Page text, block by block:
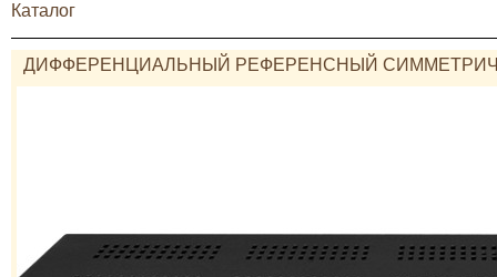
Каталог
ДИФФЕРЕНЦИАЛЬНЫЙ РЕФЕРЕНСНЫЙ